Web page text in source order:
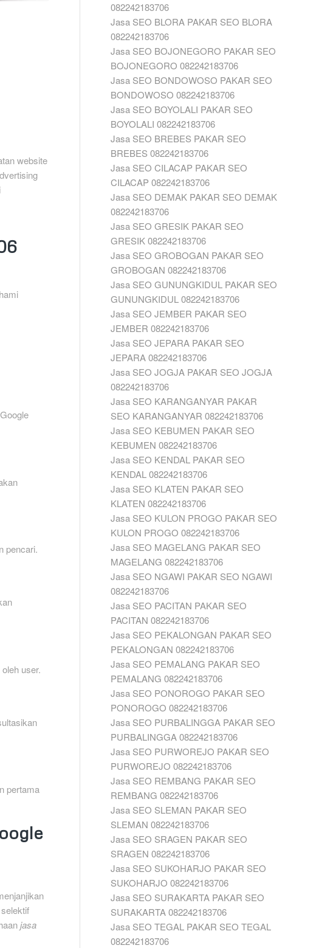
website
pencari.
user.
pertama
jasa
082242183706
Jasa SEO BLORA PAKAR SEO BLORA
082242183706
Jasa SEO BOJONEGORO PAKAR SEO
BOJONEGORO 082242183706
Jasa SEO BONDOWOSO PAKAR SEO
BONDOWOSO 082242183706
Jasa SEO BOYOLALI PAKAR SEO
BOYOLALI 082242183706
Jasa SEO BREBES PAKAR SEO
BREBES 082242183706
Jasa SEO CILACAP PAKAR SEO
CILACAP 082242183706
Jasa SEO DEMAK PAKAR SEO DEMAK
082242183706
Jasa SEO GRESIK PAKAR SEO
GRESIK 082242183706
Jasa SEO GROBOGAN PAKAR SEO
GROBOGAN 082242183706
Jasa SEO GUNUNGKIDUL PAKAR SEO
GUNUNGKIDUL 082242183706
Jasa SEO JEMBER PAKAR SEO
JEMBER 082242183706
Jasa SEO JEPARA PAKAR SEO
JEPARA 082242183706
Jasa SEO JOGJA PAKAR SEO JOGJA
082242183706
Jasa SEO KARANGANYAR PAKAR
SEO KARANGANYAR 082242183706
Jasa SEO KEBUMEN PAKAR SEO
KEBUMEN 082242183706
Jasa SEO KENDAL PAKAR SEO
KENDAL 082242183706
Jasa SEO KLATEN PAKAR SEO
KLATEN 082242183706
Jasa SEO KULON PROGO PAKAR SEO
KULON PROGO 082242183706
Jasa SEO MAGELANG PAKAR SEO
MAGELANG 082242183706
Jasa SEO NGAWI PAKAR SEO NGAWI
082242183706
Jasa SEO PACITAN PAKAR SEO
PACITAN 082242183706
Jasa SEO PEKALONGAN PAKAR SEO
PEKALONGAN 082242183706
Jasa SEO PEMALANG PAKAR SEO
PEMALANG 082242183706
Jasa SEO PONOROGO PAKAR SEO
PONOROGO 082242183706
Jasa SEO PURBALINGGA PAKAR SEO
PURBALINGGA 082242183706
Jasa SEO PURWOREJO PAKAR SEO
PURWOREJO 082242183706
Jasa SEO REMBANG PAKAR SEO
REMBANG 082242183706
Jasa SEO SLEMAN PAKAR SEO
SLEMAN 082242183706
Jasa SEO SRAGEN PAKAR SEO
SRAGEN 082242183706
Jasa SEO SUKOHARJO PAKAR SEO
SUKOHARJO 082242183706
Jasa SEO SURAKARTA PAKAR SEO
SURAKARTA 082242183706
Jasa SEO TEGAL PAKAR SEO TEGAL
082242183706